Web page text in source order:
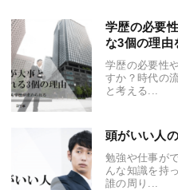
学歴の必要
な3個の理由
学歴の必要性
すか？時代の
と考える...
頭がいい人
勉強や仕事が
んな知識を持
誰の周り...